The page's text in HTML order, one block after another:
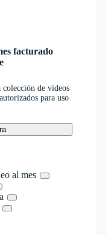
facturado
colección de vídeos
para uso
al mes